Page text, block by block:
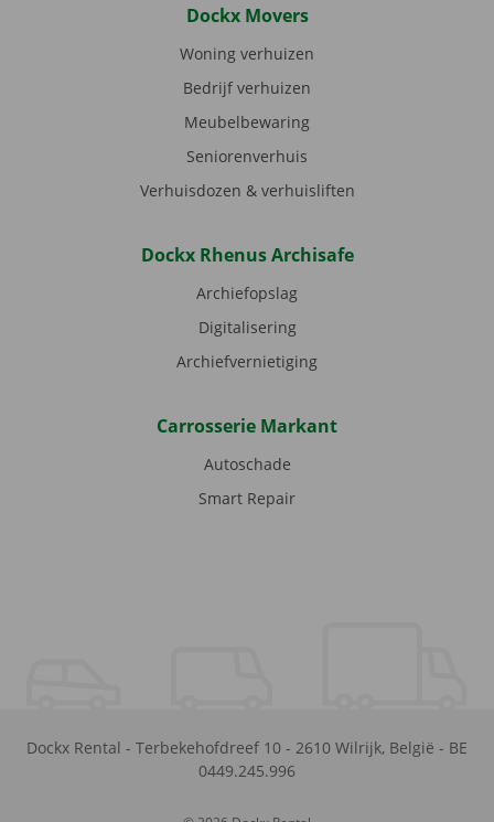
Dockx Movers
Woning verhuizen
Bedrijf verhuizen
Meubelbewaring
Seniorenverhuis
Verhuisdozen & verhuisliften
Dockx Rhenus Archisafe
Archiefopslag
Digitalisering
Archiefvernietiging
Carrosserie Markant
Autoschade
Smart Repair
Dockx Rental - Terbekehofdreef 10 - 2610 Wilrijk, België - BE
0449.245.996